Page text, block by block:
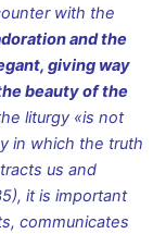
with the
and the
giving way
beauty of the
liturgy «is not
in which the truth
us and
it is important
communicates